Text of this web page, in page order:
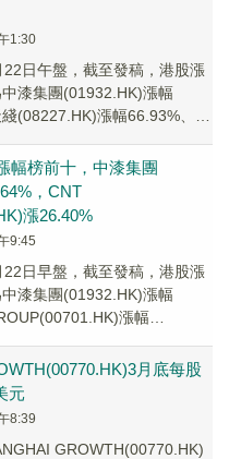
1:30
22日午盤，截至發稿，港股漲
漆集團(01932.HK)漲幅
(08227.HK)漲幅66.93%、亞
幅榜前十，中漆集團
，CNT
漲26.40%
9:45
22日早盤，截至發稿，港股漲
漆集團(01932.HK)漲幅
漲幅
月底每股
元
8:39
GROWTH(00770.HK)